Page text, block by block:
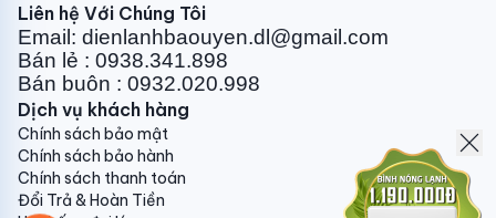
Model
HIC 18TMU
Loại
1 chiều (Lạnh/Nóng)
Công nghệ Inverter
Liên hệ Với Chúng Tôi
Email: dienlanhbaouyen.dl@gmail.com
Bán lẻ : 0938.341.898
Bán buôn : 0932.020.998
Dịch vụ khách hàng
Chính sách bảo mật
Chính sách bảo hành
Chính sách thanh toán
Đổi Trả & Hoàn Tiền